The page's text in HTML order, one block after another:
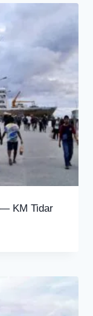
KM Tidar